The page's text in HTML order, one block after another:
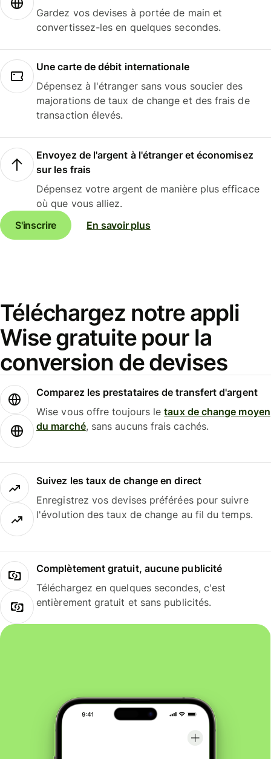
Gardez vos devises à portée de main et
convertissez-les en quelques secondes.
Une carte de débit internationale
Dépensez à l'étranger sans vous soucier des
majorations de taux de change et des frais de
transaction élevés.
Envoyez de l'argent à l'étranger et économisez
sur les frais
Dépensez votre argent de manière plus efficace
où que vous alliez.
S'inscrire
En savoir plus
Téléchargez notre appli
Wise gratuite pour la
conversion de devises
Comparez les prestataires de transfert d'argent
Wise vous offre toujours letaux de change moyen
du marché, sans aucuns frais cachés.
Suivez les taux de change en direct
Enregistrez vos devises préférées pour suivre
l'évolution des taux de change au fil du temps.
Complètement gratuit, aucune publicité
Téléchargez en quelques secondes, c'est
entièrement gratuit et sans publicités.